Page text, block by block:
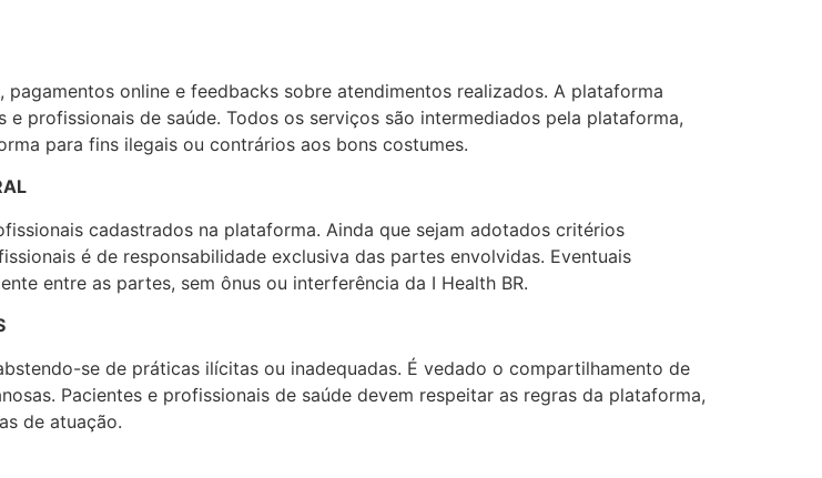
online e feedbacks sobre atendimentos realizados. A plataforma
profissionais de saúde. Todos os serviços são intermediados pela plataforma,
para fins ilegais ou contrários aos bons costumes.
cadastrados na plataforma. Ainda que sejam adotados critérios
é de responsabilidade exclusiva das partes envolvidas. Eventuais
entre as partes, sem ônus ou interferência da I Health BR.
se de práticas ilícitas ou inadequadas. É vedado o compartilhamento de
Pacientes e profissionais de saúde devem respeitar as regras da plataforma,
de atuação.